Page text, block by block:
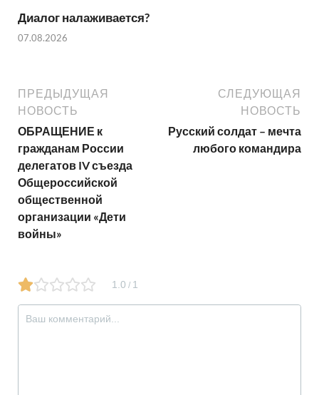
Диалог налаживается?
07.08.2026
ПРЕДЫДУЩАЯ
НОВОСТЬ
ОБРАЩЕНИЕ к
гражданам России
делегатов IV съезда
Общероссийской
общественной
организации «Дети
войны»
СЛЕДУЮЩАЯ
НОВОСТЬ
Русский солдат – мечта
любого командира
1.0 / 1